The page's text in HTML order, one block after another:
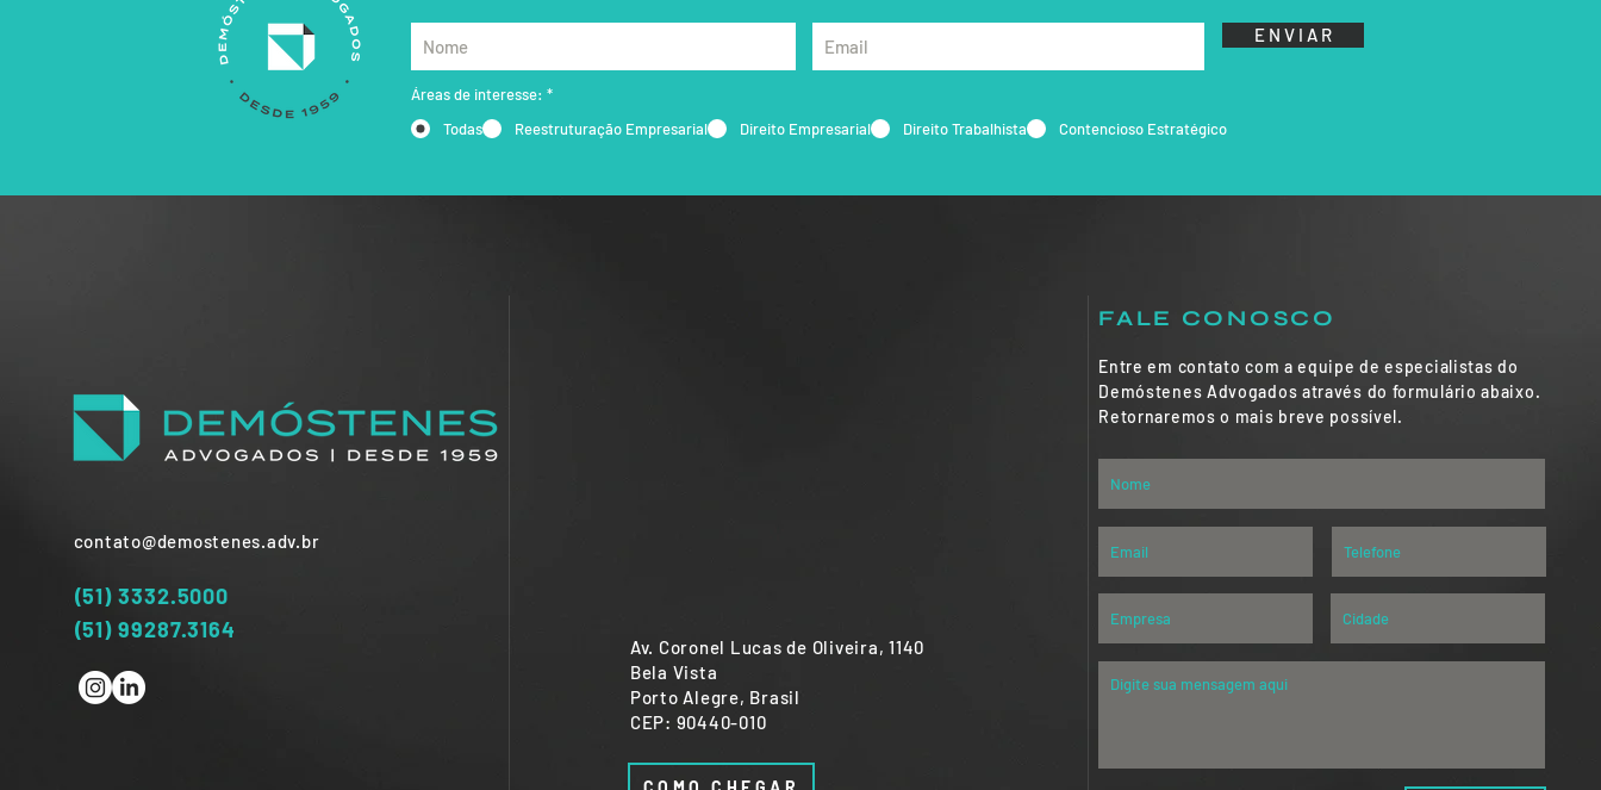
E N V I A R
Áreas de interesse: *
Todas
Reestruturação Empresarial Direito Empresarial Direito Trabalhista Contencioso Estratégico
contato@demostenes.adv.br
(51) 3332.5000
(51) 99287.3164
Av. Coronel Lucas de Oliveira, 1140
Bela Vista
Porto Alegre, Brasil
CEP: 90440-010
FALE CONOSCO
Entre em contato com a equipe de especialistas do
Demóstenes Advogados através do formulário abaixo.
Retornaremos o mais breve possível.